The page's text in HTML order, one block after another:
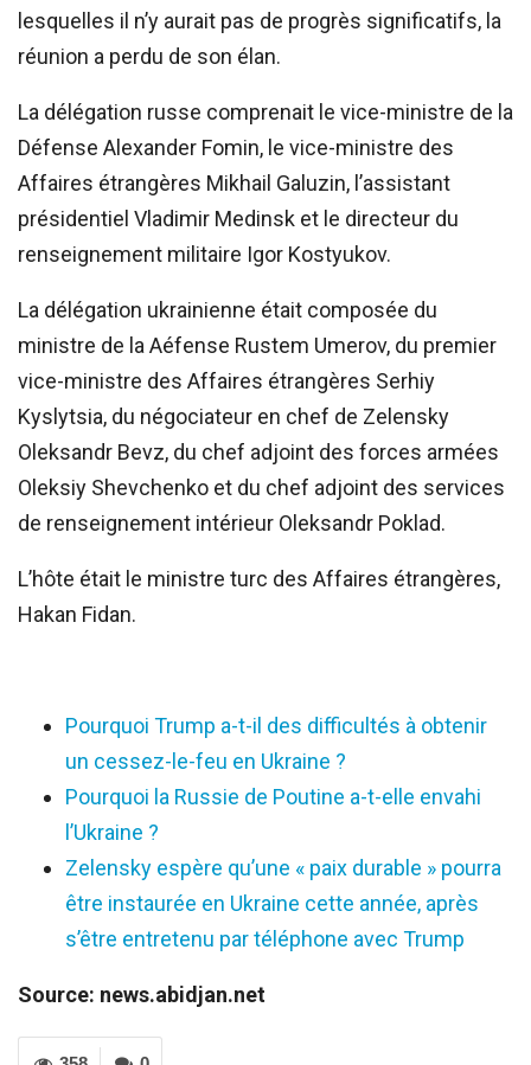
lesquelles il n’y aurait pas de progrès significatifs, la
réunion a perdu de son élan.
La délégation russe comprenait le vice-ministre de la
Défense Alexander Fomin, le vice-ministre des
Affaires étrangères Mikhail Galuzin, l’assistant
présidentiel Vladimir Medinsk et le directeur du
renseignement militaire Igor Kostyukov.
La délégation ukrainienne était composée du
ministre de la Aéfense Rustem Umerov, du premier
vice-ministre des Affaires étrangères Serhiy
Kyslytsia, du négociateur en chef de Zelensky
Oleksandr Bevz, du chef adjoint des forces armées
Oleksiy Shevchenko et du chef adjoint des services
de renseignement intérieur Oleksandr Poklad.
L’hôte était le ministre turc des Affaires étrangères,
Hakan Fidan.
Pourquoi Trump a-t-il des difficultés à obtenir
un cessez-le-feu en Ukraine ?
Pourquoi la Russie de Poutine a-t-elle envahi
l’Ukraine ?
Zelensky espère qu’une « paix durable » pourra
être instaurée en Ukraine cette année, après
s’être entretenu par téléphone avec Trump
Source: news.abidjan.net